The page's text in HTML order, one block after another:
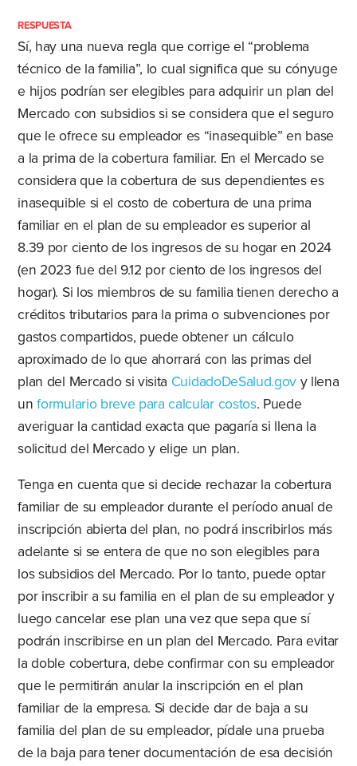
RESPUESTA
Sí, hay una nueva regla que corrige el “problema
técnico de la familia”, lo cual significa que su cónyuge
e hijos podrían ser elegibles para adquirir un plan del
Mercado con subsidios si se considera que el seguro
que le ofrece su empleador es “inasequible” en base
a la prima de la cobertura familiar. En el Mercado se
considera que la cobertura de sus dependientes es
inasequible si el costo de cobertura de una prima
familiar en el plan de su empleador es superior al
8.39 por ciento de los ingresos de su hogar en 2024
(en 2023 fue del 9.12 por ciento de los ingresos del
hogar). Si los miembros de su familia tienen derecho a
créditos tributarios para la prima o subvenciones por
gastos compartidos, puede obtener un cálculo
aproximado de lo que ahorrará con las primas del
plan del Mercado si visita CuidadoDeSalud.gov y llena
unformulario breve para calcular costos. Puede
averiguar la cantidad exacta que pagaría si llena la
solicitud del Mercado y elige un plan.
Tenga en cuenta que si decide rechazar la cobertura
familiar de su empleador durante el período anual de
inscripción abierta del plan, no podrá inscribirlos más
adelante si se entera de que no son elegibles para
los subsidios del Mercado. Por lo tanto, puede optar
por inscribir a su familia en el plan de su empleador y
luego cancelar ese plan una vez que sepa que sí
podrán inscribirse en un plan del Mercado. Para evitar
la doble cobertura, debe confirmar con su empleador
que le permitirán anular la inscripción en el plan
familiar de la empresa. Si decide dar de baja a su
familia del plan de su empleador, pídale una prueba
de la baja para tener documentación de esa decisión